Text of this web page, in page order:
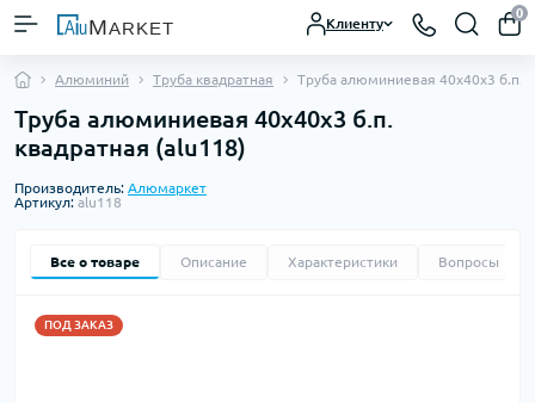
Клиенту
0
Алюминий Труба квадратная Труба алюминиевая 40х40х3 б.п.
Труба алюминиевая 40х40х3 б.п.
квадратная (alu118)
Производитель: Алюмаркет
Артикул: alu118
Все о товаре Описание Характеристики Вопросы
ПОД ЗАКАЗ